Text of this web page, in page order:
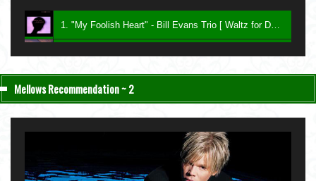
Mellows Recommendation ~ 2